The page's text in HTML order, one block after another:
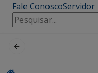
Fale ConoscoServidor
Pesquisar
por: